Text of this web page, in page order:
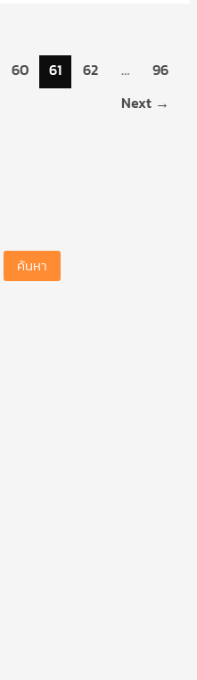
60 61 62 …
96
Next →
ค้นหา